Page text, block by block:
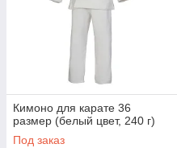
Кимоно для карате 36
размер (белый цвет, 240 г)
Под заказ